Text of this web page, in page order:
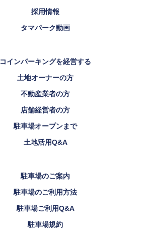
採用情報
タマパーク動画
コインパーキングを経営する
土地オーナーの方
不動産業者の方
店舗経営者の方
駐車場オープンまで
土地活用Q&A
駐車場のご案内
駐車場のご利用方法
駐車場ご利用Q&A
駐車場規約